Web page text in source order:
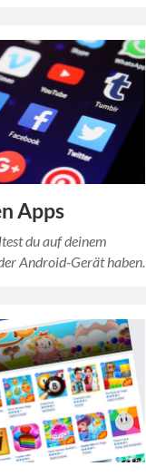
Apps
du auf deinem
Android-Gerät haben.